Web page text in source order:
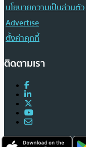
นโยบายความเป็นส่วนตัว
Advertise
ตั้งค่าคุกกี้
ติดตามเรา